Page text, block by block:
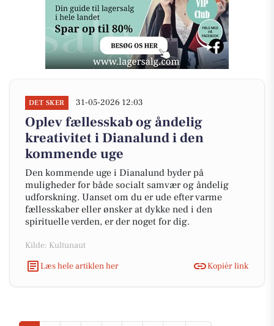
DET SKER 31-05-2026 12:03
Oplev fællesskab og åndelig
kreativitet i Dianalund i den
kommende uge
Den kommende uge i Dianalund byder på
muligheder for både socialt samvær og åndelig
udforskning. Uanset om du er ude efter varme
fællesskaber eller ønsker at dykke ned i den
spirituelle verden, er der noget for dig.
Kilde: Kultunaut
Læs hele artiklen her
Kopiér link